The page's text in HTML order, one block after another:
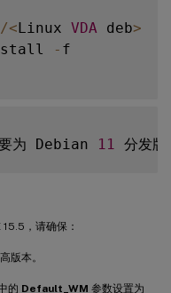
/< Linux VDA deb>
- f
为 Debian
11 分发
，请确保：
版本。
的 Default_WM 参数设置为